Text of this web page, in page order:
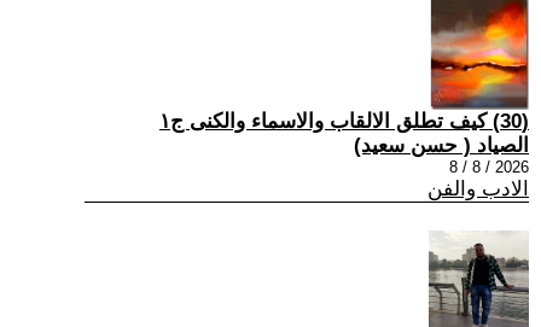
(30) كيف تطلق الالقاب والاسماء والكنى ج١
الصياد ‏( حسن سعيد‏)
2026 / 8 / 8
الادب والفن